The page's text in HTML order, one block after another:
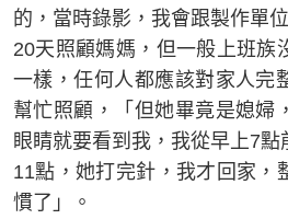
的，當時錄影，我會跟製作單
20天照顧媽媽，但一般上班族
一樣，任何人都應該對家人完
幫忙照顧，「但她畢竟是媳婦
眼睛就要看到我，我從早上7
11點，她打完針，我才回家，
慣了」。